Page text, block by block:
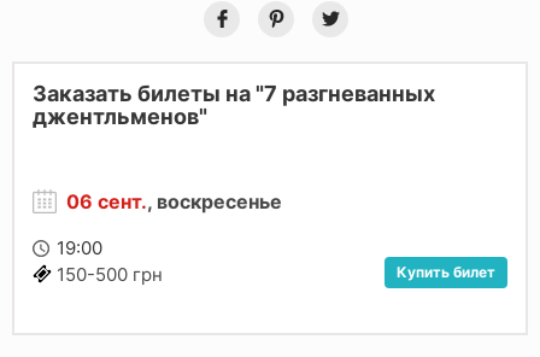
Заказать билеты на "7 разгневанных
джентльменов"
06 сент., воскресенье
19:00
150-500 грн
Купить билет